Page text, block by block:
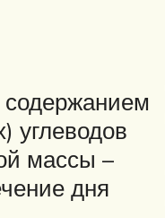
углеводов
массы –
дня